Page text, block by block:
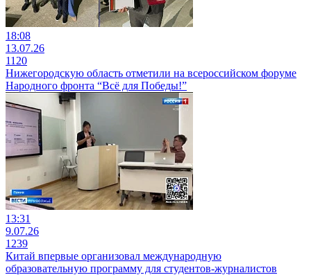
18:08
13.07.26
1120
Нижегородскую область отметили на всероссийском форуме
Народного фронта “Всё для Победы!”
13:31
9.07.26
1239
Китай впервые организовал международную
образовательную программу для студентов-журналистов